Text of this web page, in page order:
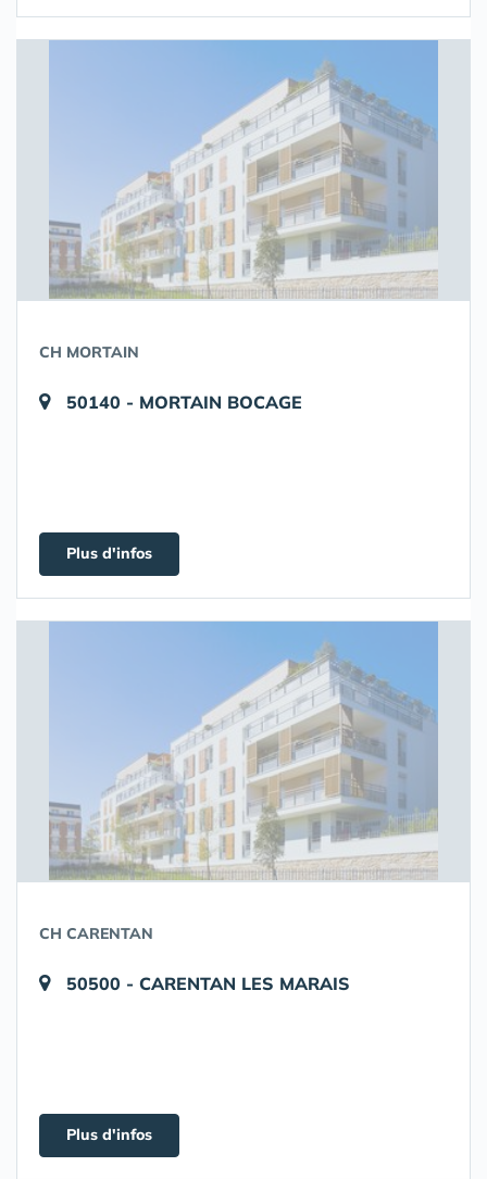
CH MORTAIN
50140 - MORTAIN BOCAGE
Plus d'infos
CH CARENTAN
50500 - CARENTAN LES MARAIS
Plus d'infos